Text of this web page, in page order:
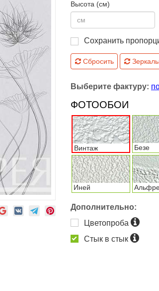
Высота (см)
Сохранить
Сбросить
Выберите фактуру:
ФОТООБОИ
Винтаж Безе
Иней
Дополнительно:
Цветопроба
Стык в стык